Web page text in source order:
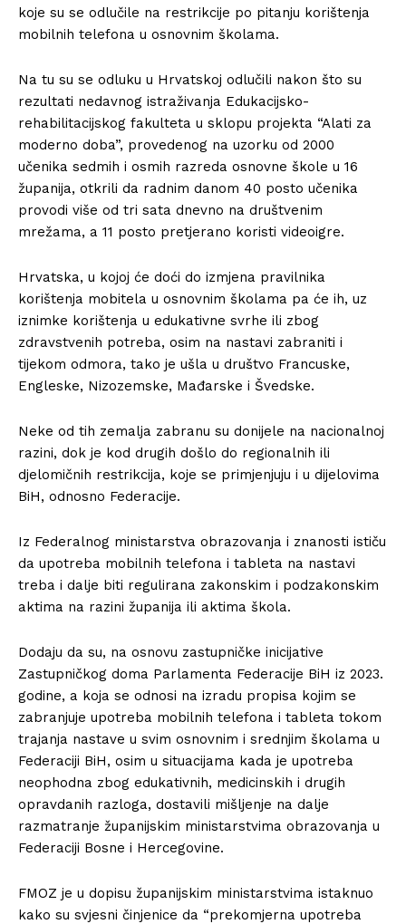
koje su se odlučile na restrikcije po pitanju korištenja
mobilnih telefona u osnovnim školama.
Na tu su se odluku u Hrvatskoj odlučili nakon što su
rezultati nedavnog istraživanja Edukacijsko-
rehabilitacijskog fakulteta u sklopu projekta “Alati za
moderno doba”, provedenog na uzorku od 2000
učenika sedmih i osmih razreda osnovne škole u 16
županija, otkrili da radnim danom 40 posto učenika
provodi više od tri sata dnevno na društvenim
mrežama, a 11 posto pretjerano koristi videoigre.
Hrvatska, u kojoj će doći do izmjena pravilnika
korištenja mobitela u osnovnim školama pa će ih, uz
iznimke korištenja u edukativne svrhe ili zbog
zdravstvenih potreba, osim na nastavi zabraniti i
tijekom odmora, tako je ušla u društvo Francuske,
Engleske, Nizozemske, Mađarske i Švedske.
Neke od tih zemalja zabranu su donijele na nacionalnoj
razini, dok je kod drugih došlo do regionalnih ili
djelomičnih restrikcija, koje se primjenjuju i u dijelovima
BiH, odnosno Federacije.
Iz Federalnog ministarstva obrazovanja i znanosti ističu
da upotreba mobilnih telefona i tableta na nastavi
treba i dalje biti regulirana zakonskim i podzakonskim
aktima na razini županija ili aktima škola.
Dodaju da su, na osnovu zastupničke inicijative
Zastupničkog doma Parlamenta Federacije BiH iz 2023.
godine, a koja se odnosi na izradu propisa kojim se
zabranjuje upotreba mobilnih telefona i tableta tokom
trajanja nastave u svim osnovnim i srednjim školama u
Federaciji BiH, osim u situacijama kada je upotreba
neophodna zbog edukativnih, medicinskih i drugih
opravdanih razloga, dostavili mišljenje na dalje
razmatranje županijskim ministarstvima obrazovanja u
Federaciji Bosne i Hercegovine.
FMOZ je u dopisu županijskim ministarstvima istaknuo
kako su svjesni činjenice da “prekomjerna upotreba